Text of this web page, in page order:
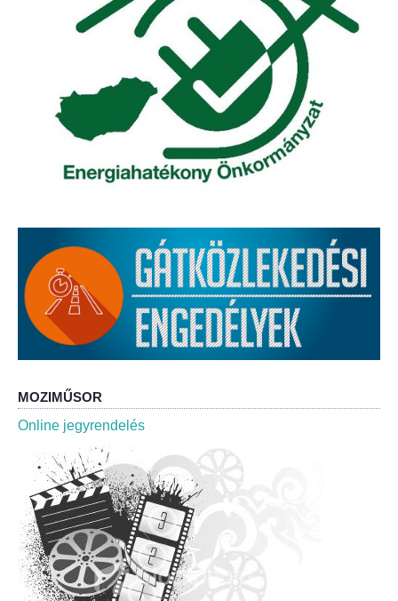
ÖNKORMÁNYZAT
Képviselő-testület
Képviselő-testületi ülések
Bizottságok
Bizottsági ülések
A helyi választási bizottság
A helyi választási bizottság határozatai
Roma Nemzetiségi Önkormányzat
Roma Nemzetiségi Önkormányzat ülések
Rendeletek
Polgármesteri normatív határozatok
Önkormányzati támogatások
Szabályzatok
MOZIMŰSOR
Online jegyrendelés